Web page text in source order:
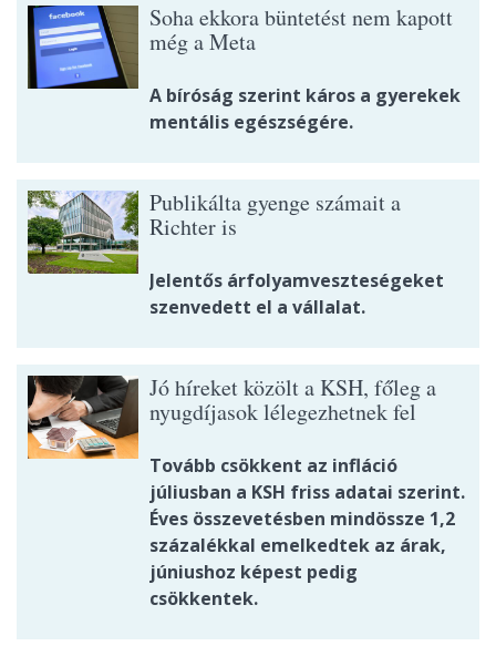
Soha ekkora büntetést nem kapott
még a Meta
A bíróság szerint káros a gyerekek
mentális egészségére.
Publikálta gyenge számait a
Richter is
Jelentős árfolyamveszteségeket
szenvedett el a vállalat.
Jó híreket közölt a KSH, főleg a
nyugdíjasok lélegezhetnek fel
Tovább csökkent az infláció
júliusban a KSH friss adatai szerint.
Éves összevetésben mindössze 1,2
százalékkal emelkedtek az árak,
júniushoz képest pedig
csökkentek.